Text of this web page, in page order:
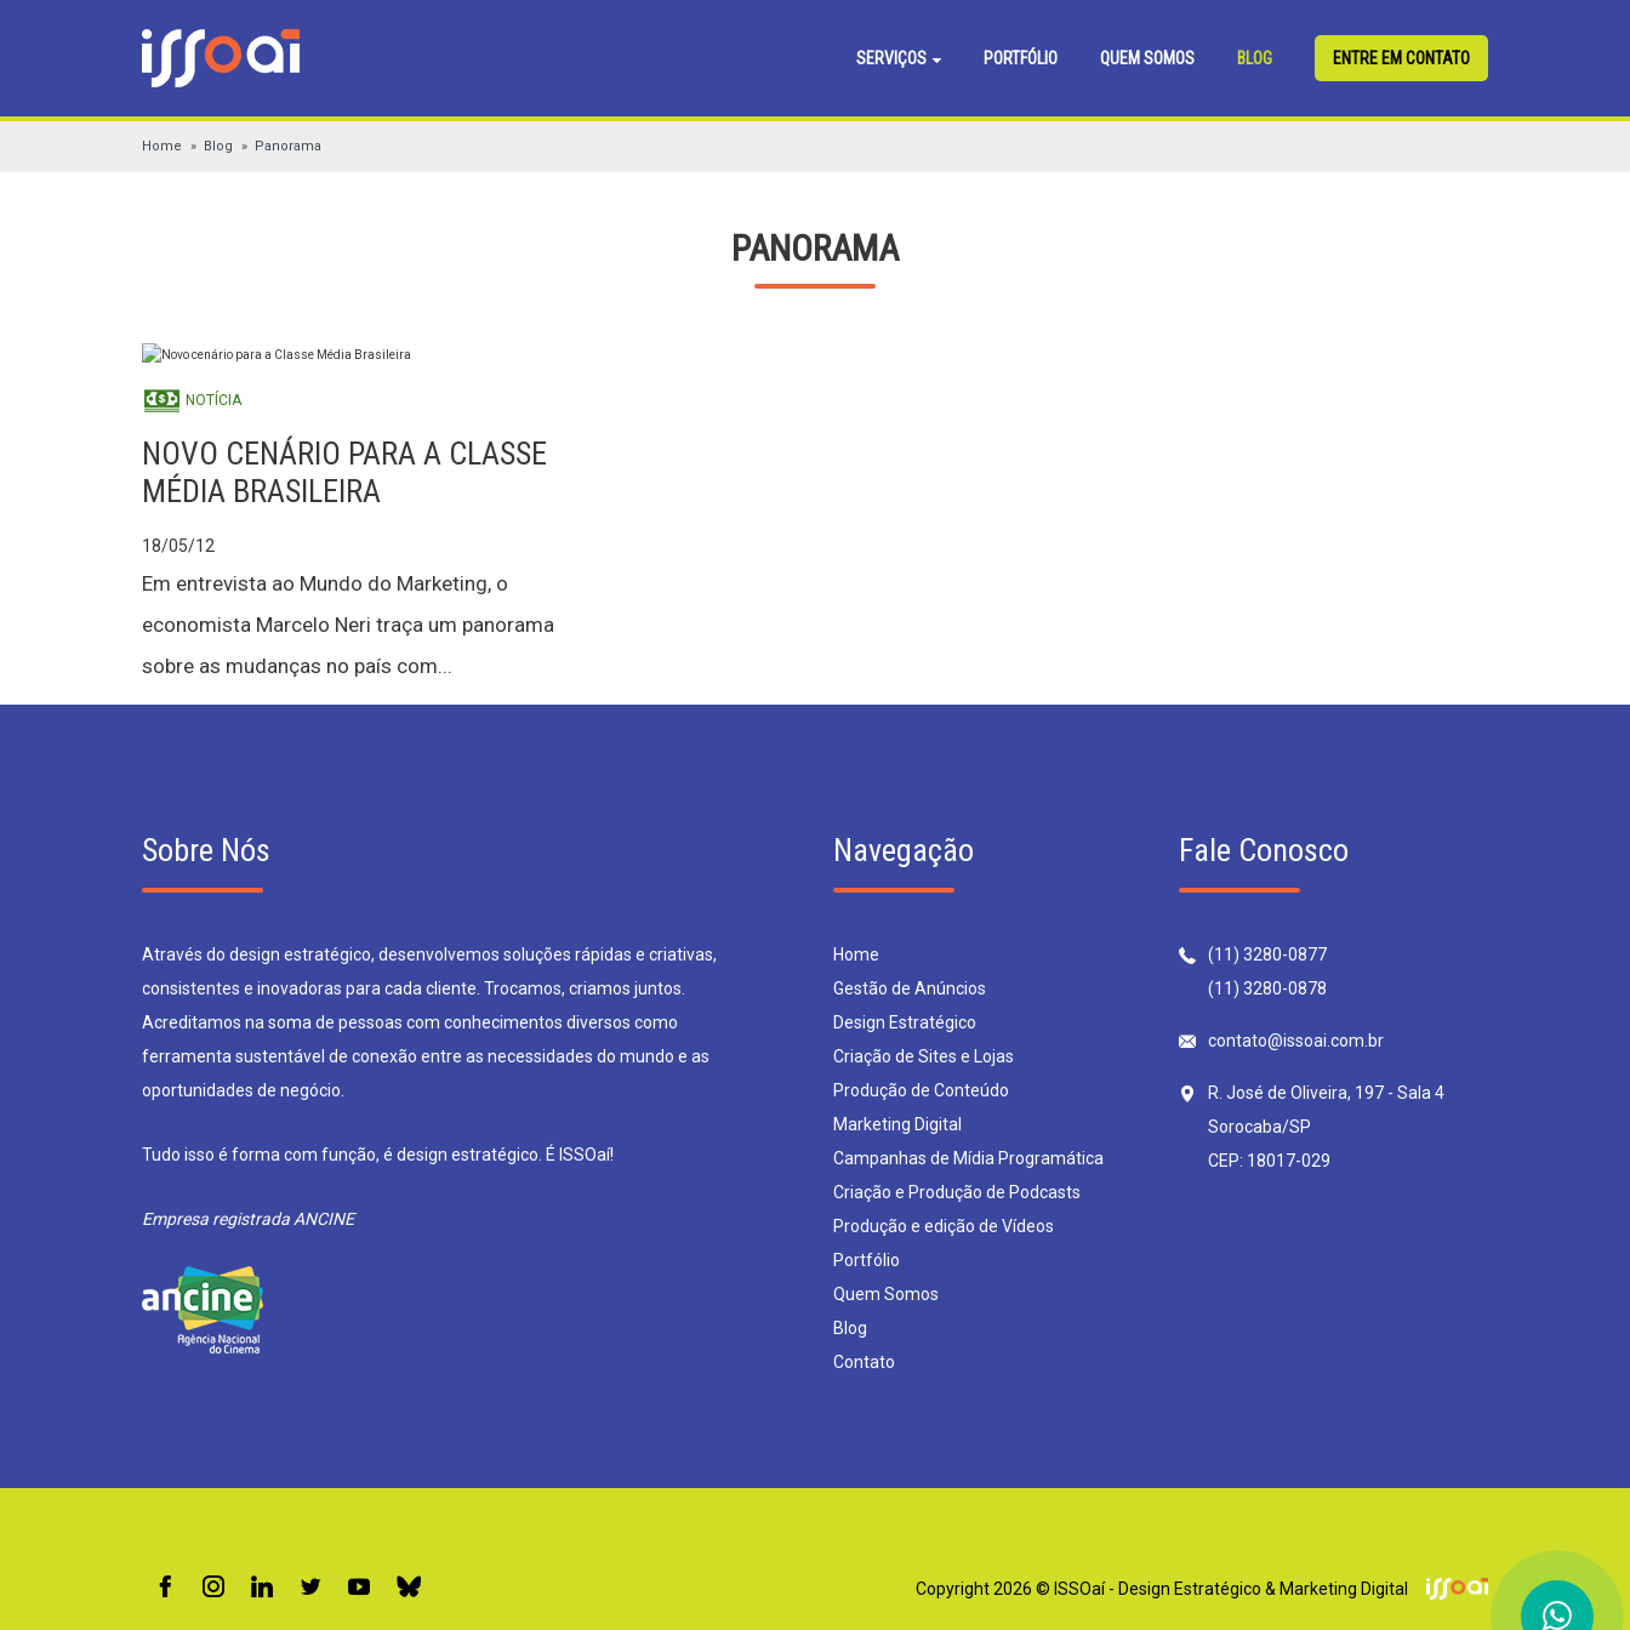
SERVIÇOS PORTFÓLIO QUEM SOMOS BLOG ENTRE EM CONTATO
Home Blog Panorama
PANORAMA
NOTÍCIA
NOVO CENÁRIO PARA A CLASSE
MÉDIA BRASILEIRA
18/05/12
Em entrevista ao Mundo do Marketing, o
economista Marcelo Neri traça um panorama
sobre as mudanças no país com...
Sobre Nós
Através do design estratégico, desenvolvemos soluções rápidas e criativas,
consistentes e inovadoras para cada cliente. Trocamos, criamos juntos.
Acreditamos na soma de pessoas com conhecimentos diversos como
ferramenta sustentável de conexão entre as necessidades do mundo e as
oportunidades de negócio.
Tudo isso é forma com função, é design estratégico. É ISSOaí!
Empresa registrada ANCINE
Navegação
Home
Gestão de Anúncios
Design Estratégico
Criação de Sites e Lojas
Produção de Conteúdo
Marketing Digital
Campanhas de Mídia Programática
Criação e Produção de Podcasts
Produção e edição de Vídeos
Portfólio
Quem Somos
Blog
Contato
Fale Conosco
(11) 3280-0877
(11) 3280-0878
contato@issoai.com.br
R. José de Oliveira, 197 - Sala 4
Sorocaba/SP
CEP: 18017-029
Copyright 2026 © ISSOaí - Design Estratégico & Marketing Digital